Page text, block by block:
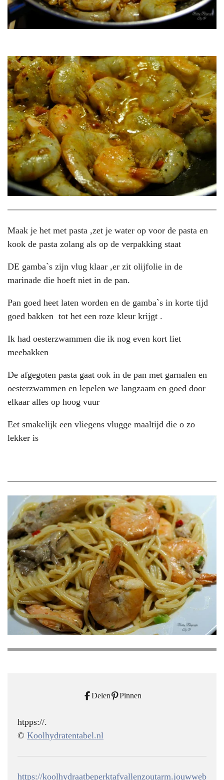
Maak je het met pasta ,zet je water op voor de pasta en
kook de pasta zolang als op de verpakking staat
DE gamba`s zijn vlug klaar ,er zit olijfolie in de
marinade die hoeft niet in de pan.
Pan goed heet laten worden en de gamba`s in korte tijd
goed bakken tot het een roze kleur krijgt .
Ik had oesterzwammen die ik nog even kort liet
meebakken
De afgegoten pasta gaat ook in de pan met garnalen en
oesterzwammen en lepelen we langzaam en goed door
elkaar alles op hoog vuur
Eet smakelijk een vliegens vlugge maaltijd die o zo
lekker is
Delen Pinnen
htpps://.
© Koolhydratentabel.nl
https://koolhydraatbeperktafvallenzoutarm.jouwweb